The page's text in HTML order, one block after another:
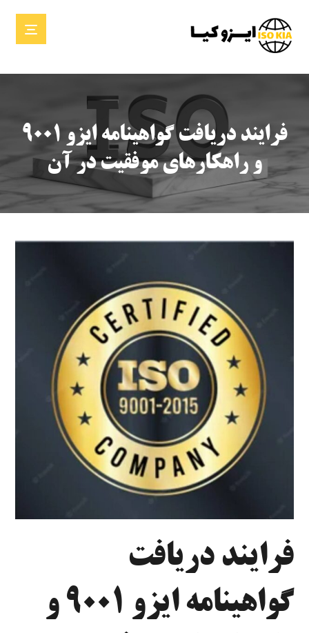
فرایند دریافت گواهینامه ایزو ۹۰۰۱
و راهکارهای موفقیت در آن
فرایند دریافت
گواهینامه ایزو ۹۰۰۱ و